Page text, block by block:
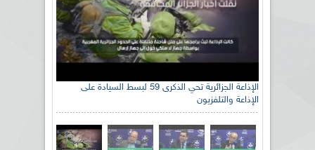
الإذاعة الجزائرية تحي الذكرى 59 لبسط السيادة على
الإذاعة والتلفزيون